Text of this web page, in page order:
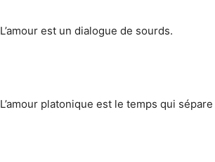
L’amour est un dialogue de sourds.
L’amour platonique est le temps qui